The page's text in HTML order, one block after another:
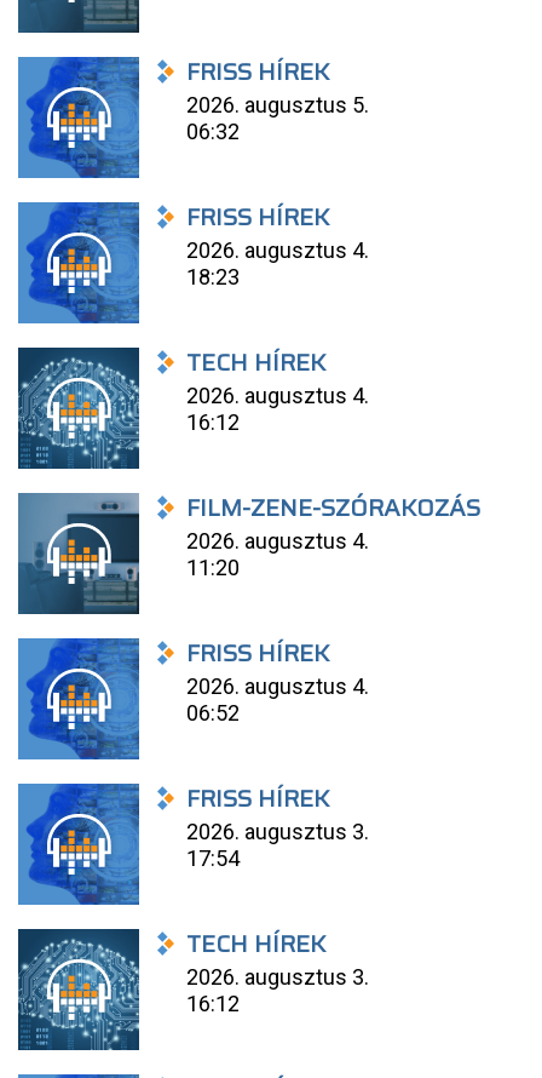
FRISS HÍREK
2026. augusztus 5.
06:32
FRISS HÍREK
2026. augusztus 4.
18:23
TECH HÍREK
2026. augusztus 4.
16:12
FILM-ZENE-SZÓRAKOZÁS
2026. augusztus 4.
11:20
FRISS HÍREK
2026. augusztus 4.
06:52
FRISS HÍREK
2026. augusztus 3.
17:54
TECH HÍREK
2026. augusztus 3.
16:12